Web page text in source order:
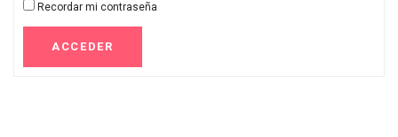
Recordar mi contraseña
ACCEDER